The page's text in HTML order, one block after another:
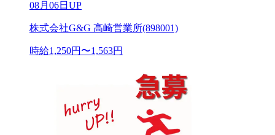
08月06日UP
株式会社G&G 高崎営業所(898001)
時給1,250円〜1,563円